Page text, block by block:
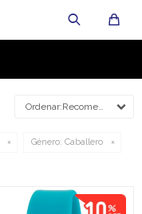
Recomendados
Género: Caballero